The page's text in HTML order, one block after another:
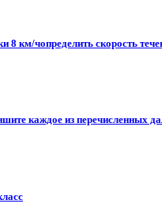
8 км/чопределить скорость
каждое из